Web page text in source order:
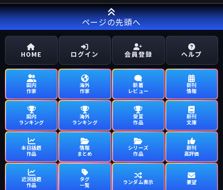
ページの先頭へ
HOME ログイン 会員登録 ヘルプ
国内
作家
海外
作家
新着
レビュー
新刊
情報
国内
ランキング
海外
ランキング
受賞
作品
新刊
文庫
本日話題
作品
情報
まとめ
シリーズ
作品
新刊
高評価
近況話題
作品
タグ
一覧
ランダム表示 要望